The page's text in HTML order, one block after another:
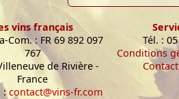
vins français
Com. : FR 69 892 097
767
de Rivière -
France
:contact@vins-fr.com
Tél. :
Conditions
Contact